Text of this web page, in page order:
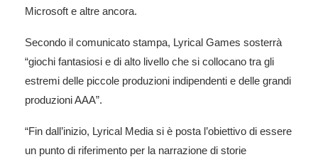
Microsoft e altre ancora.
Secondo il comunicato stampa, Lyrical Games sosterrà
“giochi fantasiosi e di alto livello che si collocano tra gli
estremi delle piccole produzioni indipendenti e delle grandi
produzioni AAA”.
“Fin dall’inizio, Lyrical Media si è posta l’obiettivo di essere
un punto di riferimento per la narrazione di storie